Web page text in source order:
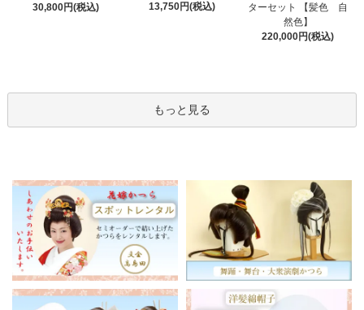
30,800円(税込)
13,750円(税込)
ターセット 【髪色 自
然色】
220,000円(税込)
もっと見る